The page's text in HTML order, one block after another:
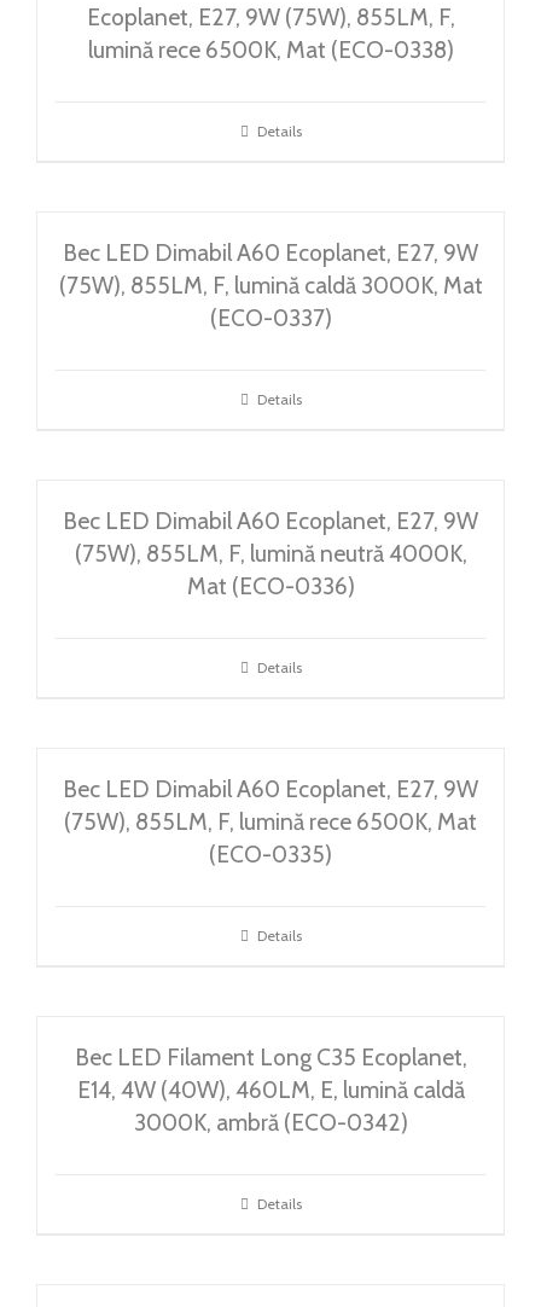
Ecoplanet, E27, 9W (75W), 855LM, F,
lumină rece 6500K, Mat (ECO-0338)
Details
Bec LED Dimabil A60 Ecoplanet, E27, 9W
(75W), 855LM, F, lumină caldă 3000K, Mat
(ECO-0337)
Details
Bec LED Dimabil A60 Ecoplanet, E27, 9W
(75W), 855LM, F, lumină neutră 4000K,
Mat (ECO-0336)
Details
Bec LED Dimabil A60 Ecoplanet, E27, 9W
(75W), 855LM, F, lumină rece 6500K, Mat
(ECO-0335)
Details
Bec LED Filament Long C35 Ecoplanet,
E14, 4W (40W), 460LM, E, lumină caldă
3000K, ambră (ECO-0342)
Details